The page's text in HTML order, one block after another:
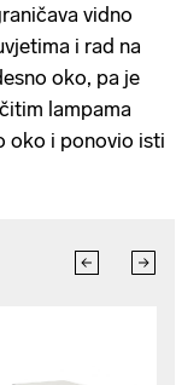
vidno
i rad na
oko, pa je
lampama
oko i ponovio isti